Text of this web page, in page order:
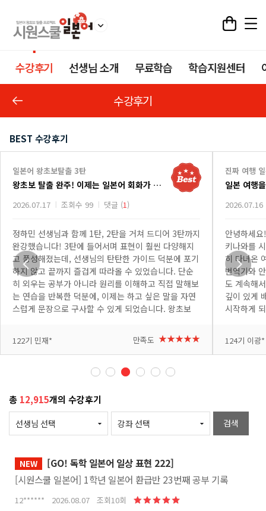
수강후기 선생님 소개 무료학습 학습지원센터
수강후기
BEST 수강후기
일본어 왕초보탈출 3탄
왕초보 탈출 완주! 이제는 일본어 회화가 두렵지 않아요.
2026.07.17 조회수 99 댓글 (1)
정하민 선생님과 함께 1탄, 2탄을 거쳐 드디어 3탄까지
완강했습니다! 3탄에 들어서며 표현이 훨씬 다양해지
고 풍성해졌는데, 선생님의 탄탄한 가이드 덕분에 포기
하지 않고 끝까지 즐겁게 따라올 수 있었습니다. 단순
히 외우는 공부가 아니라 원리를 이해하고 직접 말해보
는 연습을 반복한 덕분에, 이제는 하고 싶은 말을 자연
스럽게 문장으로 구사할 수 있게 되었습니다. 왕초보
심으로 감사드립니다. 망설이는 분들이 있다면 꼭 3탄
까지 완주해 보세요! 완강을 진심으로 축하드리며, 그
동안 다진 탄탄한 실력으로 앞으로의 일본어 공부도 즐
겁게 이어가시길 응원합니다!
122기 민재* 만족도 ★★★★★
진짜 여행
2026.07.16
안녕하세
키나와를
히 다녀온
번역기와
도 계속해
깊이 있게
시작하게
붙고 있습
이 나올 때
소통하는
은 강의 감
124기 이광*
총 12,915개의 수강후기
검색
NEW
[GO! 독학 일본어 일상 표현 222]
[시원스쿨 일본어] 1학년 일본어 환급반 23번째 공부 기록
12****** 2026.08.07 조회10회